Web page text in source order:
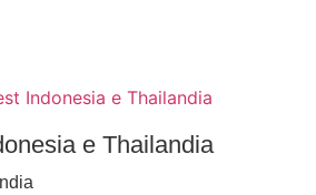
e Thailandia